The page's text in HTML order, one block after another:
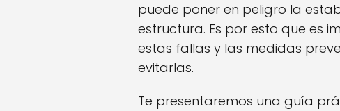
puede poner en peligro la
estructura. Es por esto que es
estas fallas y las medidas
evitarlas.
Te presentaremos una guía